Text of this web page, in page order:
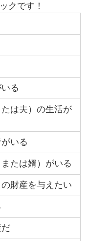
クです！
る
は夫）の生活が
いる
たは婿）がいる
財産を与えたい